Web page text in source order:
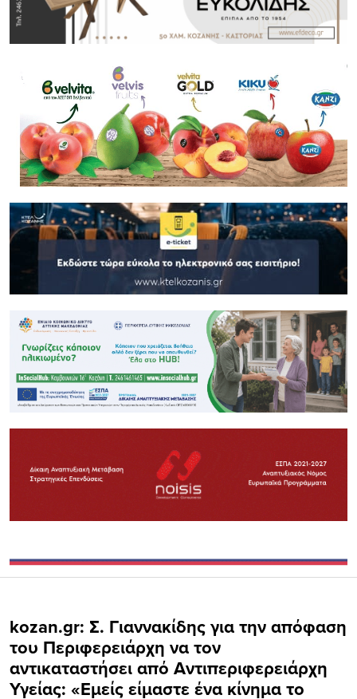
kozan.gr: Σ. Γιαννακίδης για την απόφαση
του Περιφερειάρχη να τον
αντικαταστήσει από Αντιπεριφερειάρχη
Υγείας: «Εμείς είμαστε ένα κίνημα το